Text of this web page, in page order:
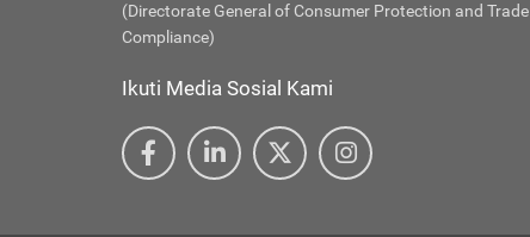
(Directorate General of Consumer Protection and Trade
Compliance)
Ikuti Media Sosial Kami